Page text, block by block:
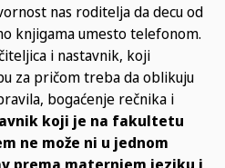
nas roditelja da decu od
knjigama umesto telefonom.
i nastavnik, koji
za pričom treba da oblikuju
bogaćenje rečnika i
koji je na fakultetu
ne može ni u jednom